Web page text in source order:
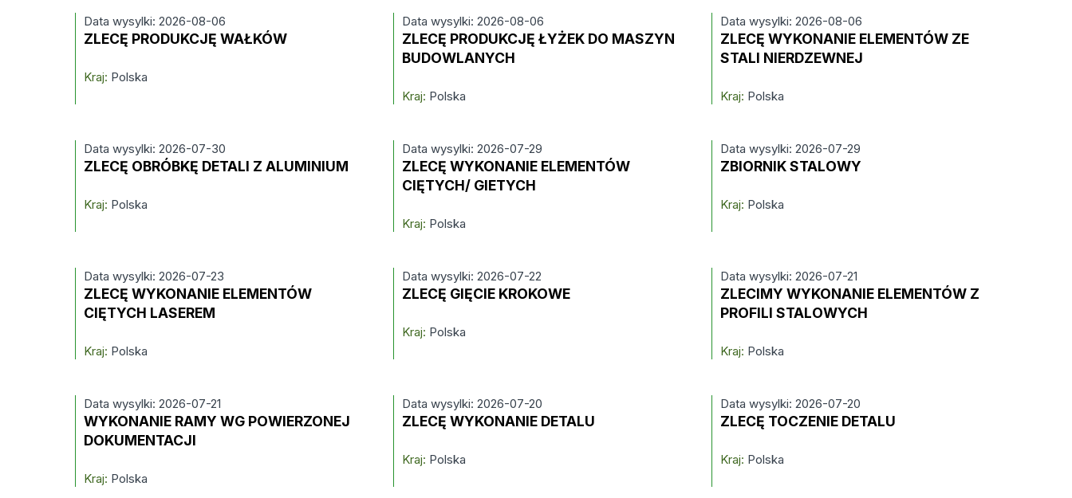
Data wysylki: 2026-08-06
ZLECĘ PRODUKCJĘ WAŁKÓW
Kraj: Polska
Data wysylki: 2026-08-06
ZLECĘ PRODUKCJĘ ŁYŻEK DO MASZYN
BUDOWLANYCH
Kraj: Polska
Data wysylki: 2026-08-06
ZLECĘ WYKONANIE ELEMENTÓW ZE
STALI NIERDZEWNEJ
Kraj: Polska
Data wysylki: 2026-07-30
ZLECĘ OBRÓBKĘ DETALI Z ALUMINIUM
Kraj: Polska
Data wysylki: 2026-07-29
ZLECĘ WYKONANIE ELEMENTÓW
CIĘTYCH/ GIETYCH
Kraj: Polska
Data wysylki: 2026-07-29
ZBIORNIK STALOWY
Kraj: Polska
Data wysylki: 2026-07-23
ZLECĘ WYKONANIE ELEMENTÓW
CIĘTYCH LASEREM
Kraj: Polska
Data wysylki: 2026-07-22
ZLECĘ GIĘCIE KROKOWE
Kraj: Polska
Data wysylki: 2026-07-21
ZLECIMY WYKONANIE ELEMENTÓW Z
PROFILI STALOWYCH
Kraj: Polska
Data wysylki: 2026-07-21
WYKONANIE RAMY WG POWIERZONEJ
DOKUMENTACJI
Kraj: Polska
Data wysylki: 2026-07-20
ZLECĘ WYKONANIE DETALU
Kraj: Polska
Data wysylki: 2026-07-20
ZLECĘ TOCZENIE DETALU
Kraj: Polska